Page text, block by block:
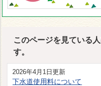
このページを見ている
す。
2026年4月1日更新
下水道使用料について